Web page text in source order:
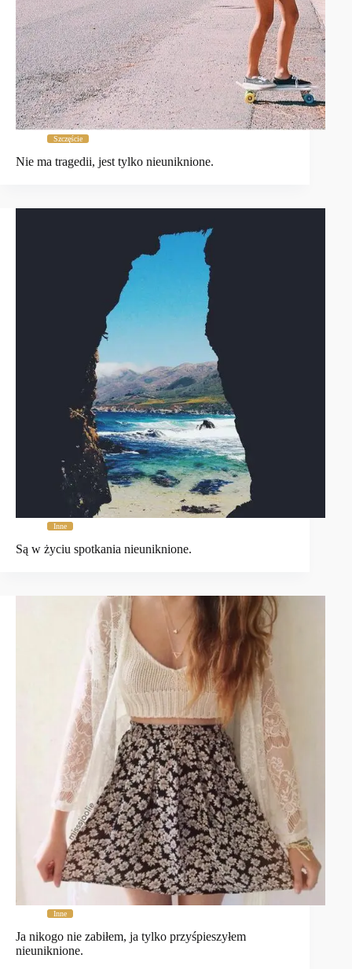
Szczęście
Nie ma tragedii, jest tylko nieuniknione.
Inne
Są w życiu spotkania nieuniknione.
Inne
Ja nikogo nie zabiłem, ja tylko przyśpieszyłem
nieuniknione.